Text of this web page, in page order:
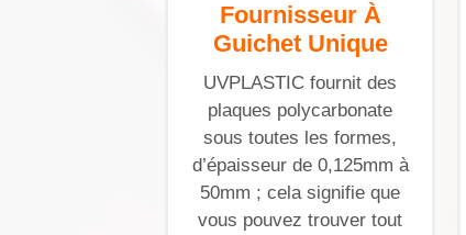
Fournisseur À
Guichet Unique
UVPLASTIC fournit des
plaques polycarbonate
sous toutes les formes,
d’épaisseur de 0,125mm à
50mm ; cela signifie que
vous pouvez trouver tout